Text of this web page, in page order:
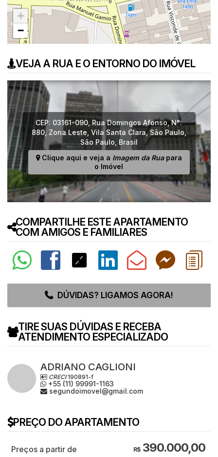
+
−
VEJA A RUA E O ENTORNO DO IMÓVEL
CEP: 03161-090, Rua Domingos Afonso,N°:
880, Zona Leste Vila Santa Clara,São Paulo
São Paulo Brasil
Clique aqui e veja a Imagem da Ruapara
o Imóvel
COMPARTILHE ESTE APARTAMENTO
COM AMIGOS E FAMILIARES
DÚVIDAS? LIGAMOS AGORA!
TIRE SUAS DÚVIDAS E RECEBA
ATENDIMENTO ESPECIALIZADO
ADRIANO CAGLIONI
CRECI190891-f
+55 (11) 99991-1163
segundoimovel@gmail.com
PREÇO DO APARTAMENTO
R$390.000,00